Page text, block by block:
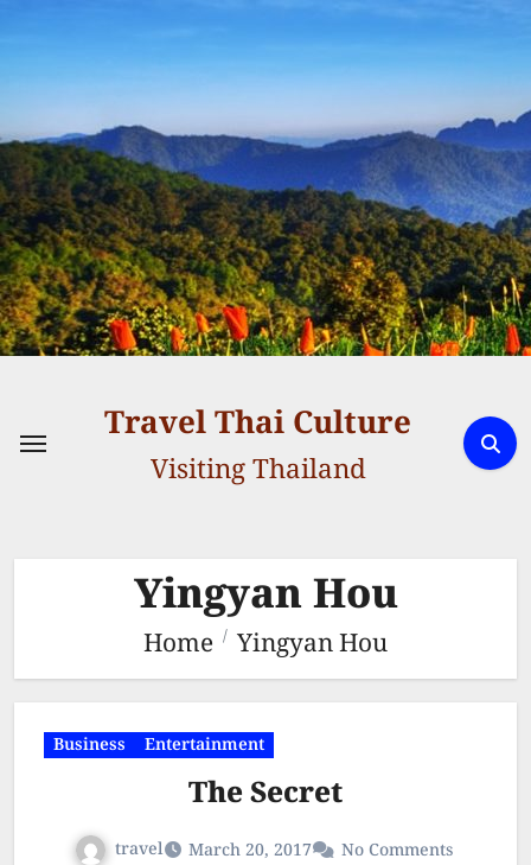
content
Travel Thai Culture
Visiting Thailand
Yingyan Hou
Home Yingyan Hou
Business Entertainment
The Secret
travel March 20, 2017 No Comments